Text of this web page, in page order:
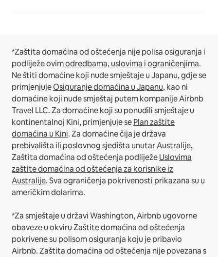
*Zaštita domaćina od oštećenja nije polisa osiguranja i
podliježe ovimodredbama, uslovima i ograničenjima.
Ne štiti domaćine koji nude smještaje u Japanu, gdje se
primjenjujeOsiguranje domaćina u Japanu, kao ni
domaćine koji nude smještaj putem kompanije Airbnb
Travel LLC.Za domaćine koji su ponudili smještaje u
kontinentalnoj Kini, primjenjuje sePlan zaštite
domaćina u Kini.Za domaćine čija je država
prebivališta ili poslovnog sjedišta unutar Australije,
Zaštita domaćina od oštećenja podliježeUslovima
zaštite domaćina od oštećenja za korisnike iz
Australije. Sva ograničenja pokrivenosti prikazana su u
američkim dolarima.
*Za smještaje u državi Washington, Airbnb ugovorne
obaveze u okviru Zaštite domaćina od oštećenja
pokrivene su polisom osiguranja koju je pribavio
Airbnb. Zaštita domaćina od oštećenja nije povezana s